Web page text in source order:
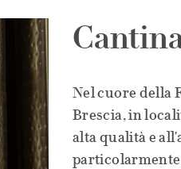
Nel cuore della
Brescia, in
alta qualità e
particolarmente